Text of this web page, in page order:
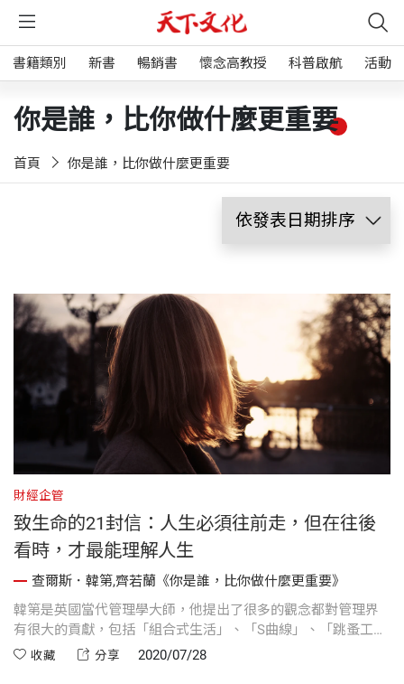
書籍類別 新書 暢銷書 懷念高教授 科普啟航 活動
你是誰，比你做什麼更重要
首頁 你是誰，比你做什麼更重要
財經企管
致生命的21封信：人生必須往前走，但在往後
看時，才最能理解人生
查爾斯．韓第,齊若蘭《你是誰，比你做什麼更重要》
韓第是英國當代管理學大師，他提出了很多的觀念都對管理界
有很大的貢獻，包括「組合式生活」、「S曲線」、「跳蚤工作
者」等等
收藏 分享 2020/07/28